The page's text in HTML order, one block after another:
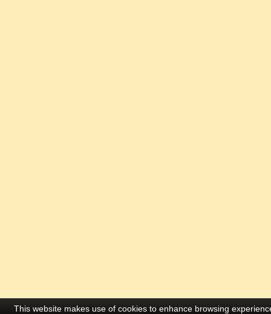
This website makes use of cookies to enhance browsing